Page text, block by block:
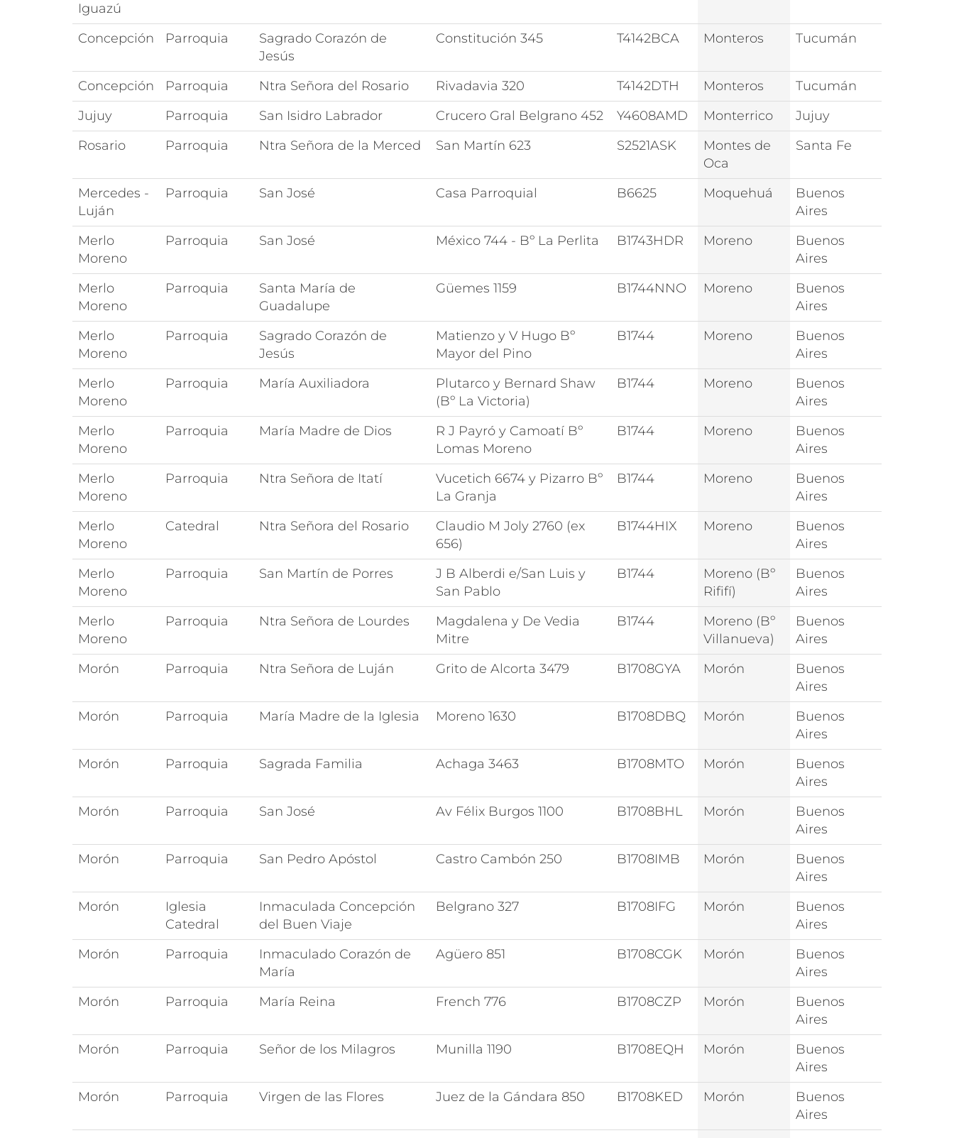
Iguazú
Concepción Parroquia
Sagrado Corazón de
Jesús
Constitución 345 T4142BCA Monteros Tucumán
Concepción Parroquia Ntra Señora del Rosario Rivadavia 320 T4142DTH Monteros
Tucumán
Jujuy
Parroquia San Isidro Labrador Crucero Gral Belgrano 452 Y4608AMD Monterrico
Jujuy
Rosario
Parroquia Ntra Señora de la Merced San Martín 623 S2521ASK
Montes de
Oca
Santa Fe
Mercedes -
Luján
Parroquia San José Casa Parroquial B6625 Moquehuá
Buenos
Aires
Merlo
Moreno
Parroquia San José México 744 - Bº La Perlita B1743HDR Moreno
Buenos
Aires
Merlo
Moreno
Parroquia
Santa María de
Guadalupe
Güemes 1159 B1744NNO Moreno
Buenos
Aires
Merlo
Moreno
Parroquia
Sagrado Corazón de
Jesús
Matienzo y V Hugo Bº
Mayor del Pino
B1744 Moreno
Buenos
Aires
Merlo
Moreno
Parroquia María Auxiliadora
Plutarco y Bernard Shaw
(Bº La Victoria)
B1744 Moreno
Buenos
Aires
Merlo
Moreno
Parroquia María Madre de Dios
R J Payró y Camoatí Bº
Lomas Moreno
B1744 Moreno
Buenos
Aires
Merlo
Moreno
Parroquia Ntra Señora de Itatí
Vucetich 6674 y Pizarro Bº
La Granja
B1744 Moreno
Buenos
Aires
Merlo
Moreno
Catedral Ntra Señora del Rosario
Claudio M Joly 2760 (ex
656)
B1744HIX Moreno
Buenos
Aires
Merlo
Moreno
Parroquia San Martín de Porres
J B Alberdi e/San Luis y
San Pablo
B1744
Moreno (Bº
Rififí)
Buenos
Aires
Merlo
Moreno
Parroquia Ntra Señora de Lourdes
Magdalena y De Vedia
Mitre
B1744
Moreno (Bº
Villanueva)
Buenos
Aires
Morón
Parroquia Ntra Señora de Luján Grito de Alcorta 3479 B1708GYA Morón
Buenos
Aires
Morón
Parroquia María Madre de la Iglesia Moreno 1630 B1708DBQ Morón
Buenos
Aires
Morón
Parroquia Sagrada Familia Achaga 3463 B1708MTO Morón
Buenos
Aires
Morón
Parroquia San José Av Félix Burgos 1100 B1708BHL Morón
Buenos
Aires
Morón
Parroquia San Pedro Apóstol Castro Cambón 250 B1708IMB Morón
Buenos
Aires
Morón
Iglesia
Catedral
Inmaculada Concepción
del Buen Viaje
Belgrano 327 B1708IFG Morón
Buenos
Aires
Morón
Parroquia
Inmaculado Corazón de
María
Agüero 851 B1708CGK Morón
Buenos
Aires
Morón
Parroquia María Reina French 776 B1708CZP Morón
Buenos
Aires
Morón
Parroquia Señor de los Milagros Munilla 1190 B1708EQH Morón
Buenos
Aires
Morón
Parroquia Virgen de las Flores Juez de la Gándara 850 B1708KED Morón
Buenos
Aires